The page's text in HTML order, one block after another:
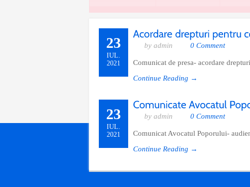
23
IUL.
2021
by admin 0 Comment
Comunicat de presa- acordare
Continue Reading →
23
IUL.
2021
by admin 0 Comment
Comunicat Avocatul Poporului-
Continue Reading →